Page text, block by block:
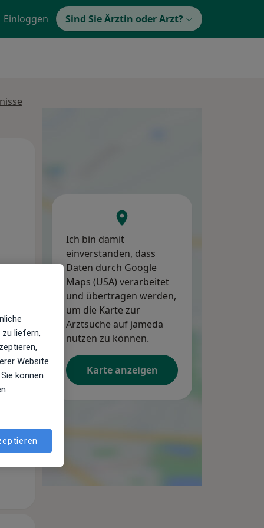
Einloggen Sind Sie Ärztin oder Arzt?
Mi,
12 Aug
Ich bin damit
einverstanden, dass
Daten durch Google
Maps (USA) verarbeitet
und übertragen werden,
um die Karte zur
Arztsuche auf jameda
nutzen zu können.
Karte anzeigen
liefern,
Website
können